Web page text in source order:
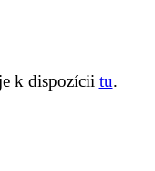
k dispozícii tu.